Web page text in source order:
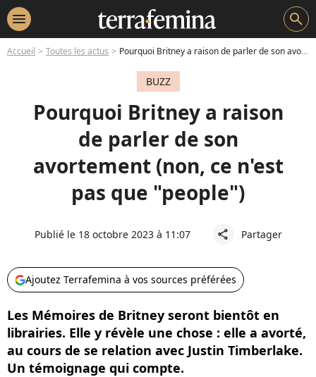
menu search
Accueil Toutes les actus Pourquoi Britney a raison de parler de son avortement (non, ce n'est pas que "people")
BUZZ
Pourquoi Britney a raison
de parler de son
avortement (non, ce n'est
pas que "people")
Publié le 18 octobre 2023 à 11:07 share Partager
Ajoutez Terrafemina à vos sources préférées
Les Mémoires de Britney seront bientôt en
librairies. Elle y révèle une chose : elle a avorté,
au cours de se relation avec Justin Timberlake.
Un témoignage qui compte.